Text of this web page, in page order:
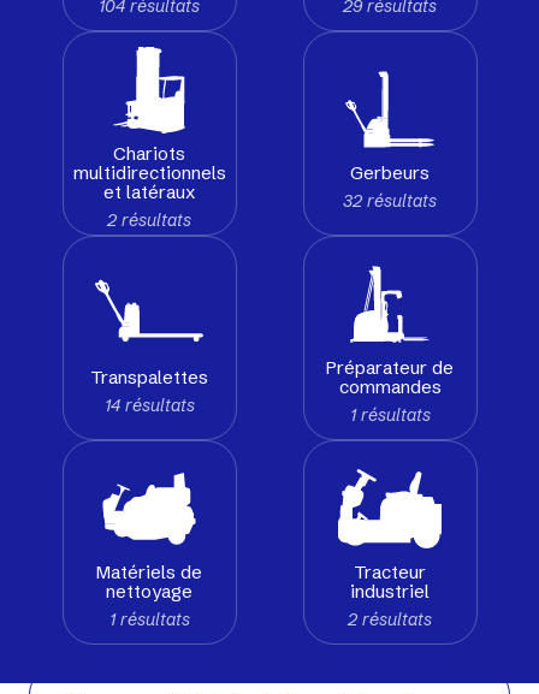
Voir matériel neuf
Occasion
104 résultats 29 résultats
Chariots
multidirectionnels
et latéraux
2 résultats
Gerbeurs
32 résultats
Transpalettes
14 résultats
Préparateur de
commandes
1 résultats
Matériels de
nettoyage
1 résultats
Tracteur
industriel
2 résultats